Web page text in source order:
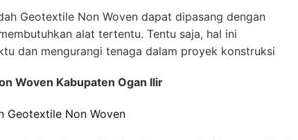
Geotextile Non Woven dapat dipasang dengan
alat tertentu. Tentu saja, hal ini
dan mengurangi tenaga dalam proyek konstruksi
Woven Kabupaten Ogan Ilir
Geotextile Non Woven